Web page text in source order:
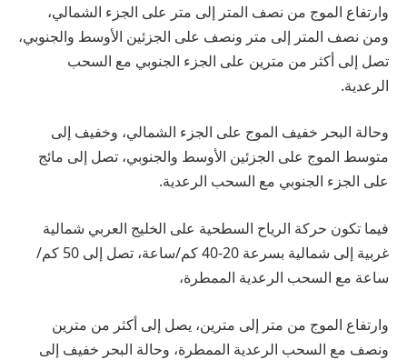
وارتفاع الموج من نصف المتر إلى متر على الجزء الشمالي،
ومن نصف المتر إلى متر ونصف على الجزئين الأوسط والجنوبي،
تصل إلى أكثر من مترين على الجزء الجنوبي مع السحب
الرعدية.
وحالة البحر خفيف الموج على الجزء الشمالي، وخفيف إلى
متوسط الموج على الجزئين الأوسط والجنوبي، تصل إلى مائج
على الجزء الجنوبي مع السحب الرعدية.
فيما تكون حركة الرياح السطحية على الخليج العربي شمالية
غربية إلى شمالية بسرعة 20-40 كم/ساعة، تصل إلى 50 كم/
ساعة مع السحب الرعدية الممطرة،
وارتفاع الموج من متر إلى مترين، يصل إلى أكثر من مترين
ونصف مع السحب الرعدية الممطرة، وحالة البحر خفيف إلى